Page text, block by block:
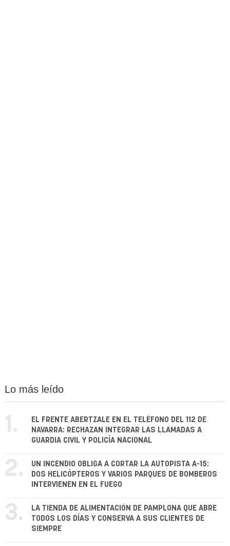
Lo más leído
1.
EL FRENTE ABERTZALE EN EL TELÉFONO DEL 112 DE
NAVARRA: RECHAZAN INTEGRAR LAS LLAMADAS A
GUARDIA CIVIL Y POLICÍA NACIONAL
2.
UN INCENDIO OBLIGA A CORTAR LA AUTOPISTA A-15:
DOS HELICÓPTEROS Y VARIOS PARQUES DE BOMBEROS
INTERVIENEN EN EL FUEGO
3.
LA TIENDA DE ALIMENTACIÓN DE PAMPLONA QUE ABRE
TODOS LOS DÍAS Y CONSERVA A SUS CLIENTES DE
SIEMPRE